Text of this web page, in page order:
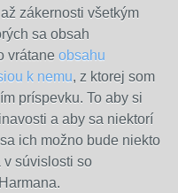
zákernosti všetkým
sa obsah
vrátane obsahu
k nemu, z ktorej som
príspevku. To aby si
a aby sa niektorí
ich možno bude niekto
v súvislosti so